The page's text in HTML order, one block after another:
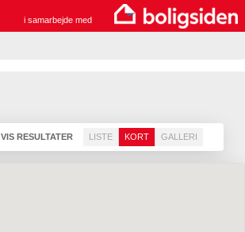
i samarbejde med
VIS RESULTATER LISTE KORT GALLERI